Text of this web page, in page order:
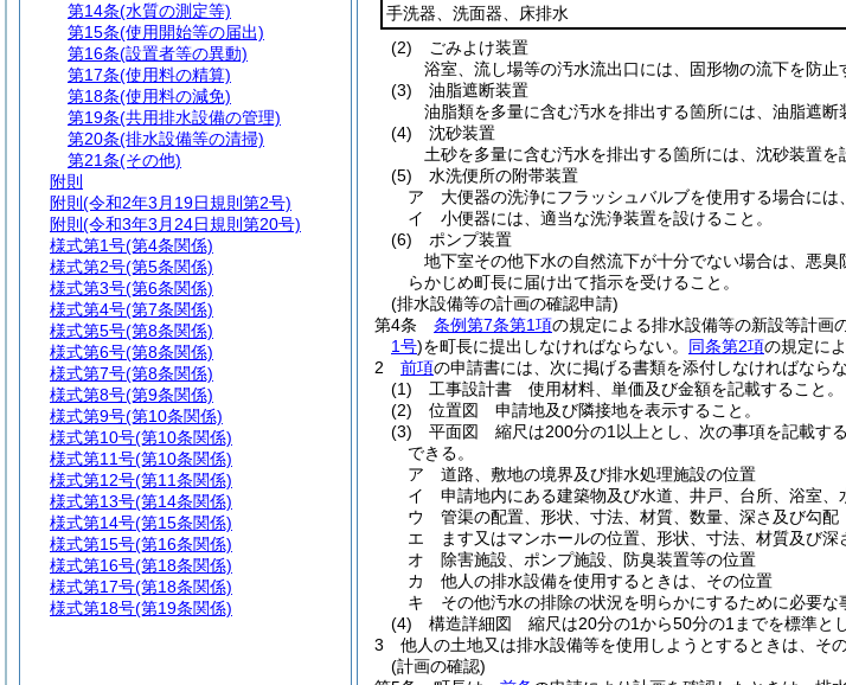
手洗器、洗面器、床排水
(2)
ごみよけ装置
浴室、流し場等の汚水流出口には、固形物の流下を防
(3)
油脂遮断装置
油脂類を多量に含む汚水を排出する箇所には、油脂遮断
(4)
沈砂装置
土砂を多量に含む汚水を排出する箇所には、沈砂装置を
(5)
水洗便所の附帯装置
ア
大便器の洗浄にフラッシュバルブを使用する場合には
イ
小便器には、適当な洗浄装置を設けること。
(6)
ポンプ装置
地下室その他下水の自然流下が十分でない場合は、悪
らかじめ町長に届け出て指示を受けること。
(排水設備等の計画の確認申請)
第4条
条例第7条第1項の規定による排水設備等の新設等計画
1号)を町長に提出しなければならない。 同条第2項の規定に
2
前項の申請書には、次に掲げる書類を添付しなければならな
(1)
工事設計書 使用材料、単価及び金額を記載すること。
(2)
位置図 申請地及び隣接地を表示すること。
(3)
平面図 縮尺は200分の1以上とし、次の事項を記載する
できる。
ア
道路、敷地の境界及び排水処理施設の位置
イ
申請地内にある建築物及び水道、井戸、台所、浴室
ウ
管渠の配置、形状、寸法、材質、数量、深さ及び勾配
エ
ます又はマンホールの位置、形状、寸法、材質及び深
オ
除害施設、ポンプ施設、防臭装置等の位置
カ
他人の排水設備を使用するときは、その位置
キ
その他汚水の排除の状況を明らかにするために必要な
(4)
構造詳細図 縮尺は20分の1から50分の1までを標準と
3
他人の土地又は排水設備等を使用しようとするときは、そ
(計画の確認)
第14条(水質の測定等)
第15条(使用開始等の届出)
第16条(設置者等の異動)
第17条(使用料の精算)
第18条(使用料の減免)
第19条(共用排水設備の管理)
第20条(排水設備等の清掃)
第21条(その他)
附則
附則 (令和2年3月19日規則第2号)
附則 (令和3年3月24日規則第20号)
様式第1号(第4条関係)
様式第2号(第5条関係)
様式第3号(第6条関係)
様式第4号(第7条関係)
様式第5号(第8条関係)
様式第6号(第8条関係)
様式第7号(第8条関係)
様式第8号(第9条関係)
様式第9号(第10条関係)
様式第10号(第10条関係)
様式第11号(第10条関係)
様式第12号(第11条関係)
様式第13号(第14条関係)
様式第14号(第15条関係)
様式第15号(第16条関係)
様式第16号(第18条関係)
様式第17号(第18条関係)
様式第18号(第19条関係)